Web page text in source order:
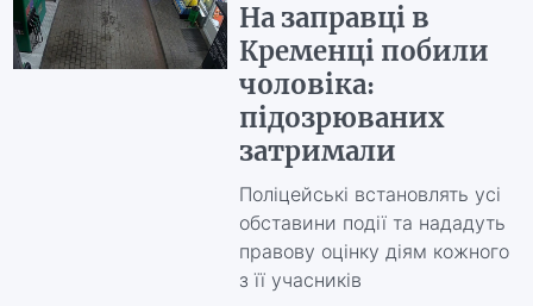
На заправці в
Кременці побили
чоловіка:
підозрюваних
затримали
Поліцейські встановлять усі
обставини події та нададуть
правову оцінку діям кожного
з її учасників